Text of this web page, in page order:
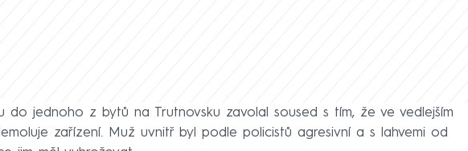
do jednoho z bytů na Trutnovsku zavolal soused s tím, že ve vedlejším
zařízení. Muž uvnitř byl podle policistů agresivní a s lahvemi od